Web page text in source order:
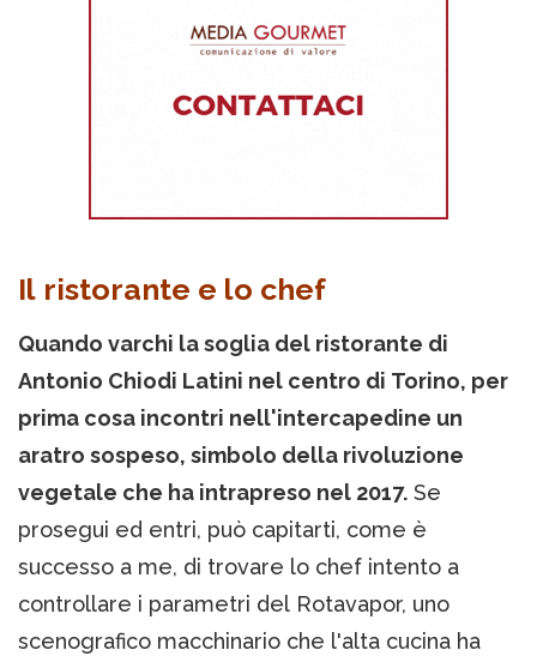
Il ristorante e lo chef
Quando varchi la soglia del ristorante di
Antonio Chiodi Latini nel centro di Torino, per
prima cosa incontri nell'intercapedine un
aratro sospeso, simbolo della rivoluzione
vegetale che ha intrapreso nel 2017. Se
prosegui ed entri, può capitarti, come è
successo a me, di trovare lo chef intento a
controllare i parametri del Rotavapor, uno
scenografico macchinario che l'alta cucina ha